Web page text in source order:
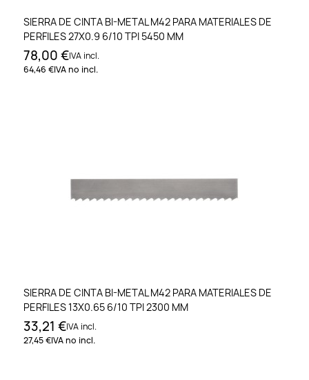
SIERRA DE CINTA BI-METAL M42 PARA MATERIALES DE
PERFILES 27X0.9 6/10 TPI 5450 MM
78,00 €IVA incl.
64,46 €IVA no incl.
SIERRA DE CINTA BI-METAL M42 PARA MATERIALES DE
PERFILES 13X0.65 6/10 TPI 2300 MM
33,21 €IVA incl.
27,45 €IVA no incl.